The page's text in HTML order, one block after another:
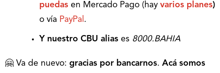
puedas en Mercado Pago (hay varios planes)
o vía PayPal .
Y nuestro CBU alias es 8000.BAHIA
🤗 Va de nuevo: gracias por bancarnos. Acá somos